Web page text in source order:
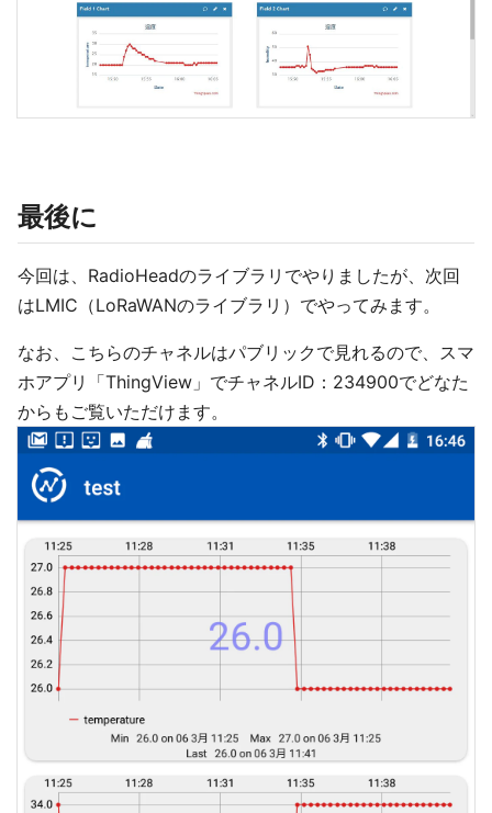
最後に
今回は、RadioHeadのライブラリでやりましたが、次回
はLMIC（LoRaWANのライブラリ）でやってみます。
なお、こちらのチャネルはパブリックで見れるので、スマ
ホアプリ「ThingView」でチャネルID：234900でどなた
からもご覧いただけます。